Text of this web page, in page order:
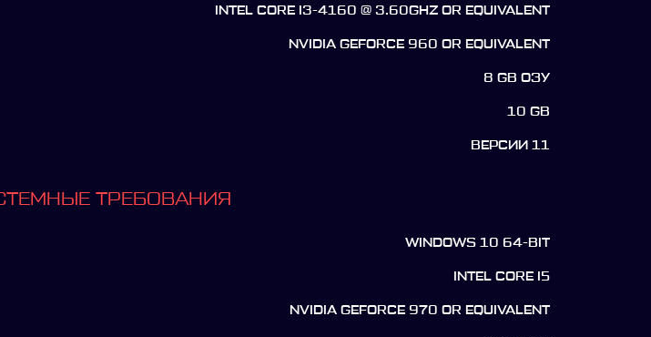
INTEL CORE I3-4160 @ 3.60GHZ OR EQUIVALENT
NVIDIA GEFORCE 960 OR EQUIVALENT
8 GB ОЗУ
10 GB
ВЕРСИИ 11
ТРЕБОВАНИЯ
WINDOWS 10 64-BIT
INTEL CORE I5
NVIDIA GEFORCE 970 OR EQUIVALENT